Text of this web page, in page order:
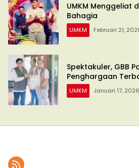
UMKM Menggeliat
Bahagia
UMKM Februari 21,
Spektakuler, GBB
Penghargaan
UMKM Januari 17, 2026